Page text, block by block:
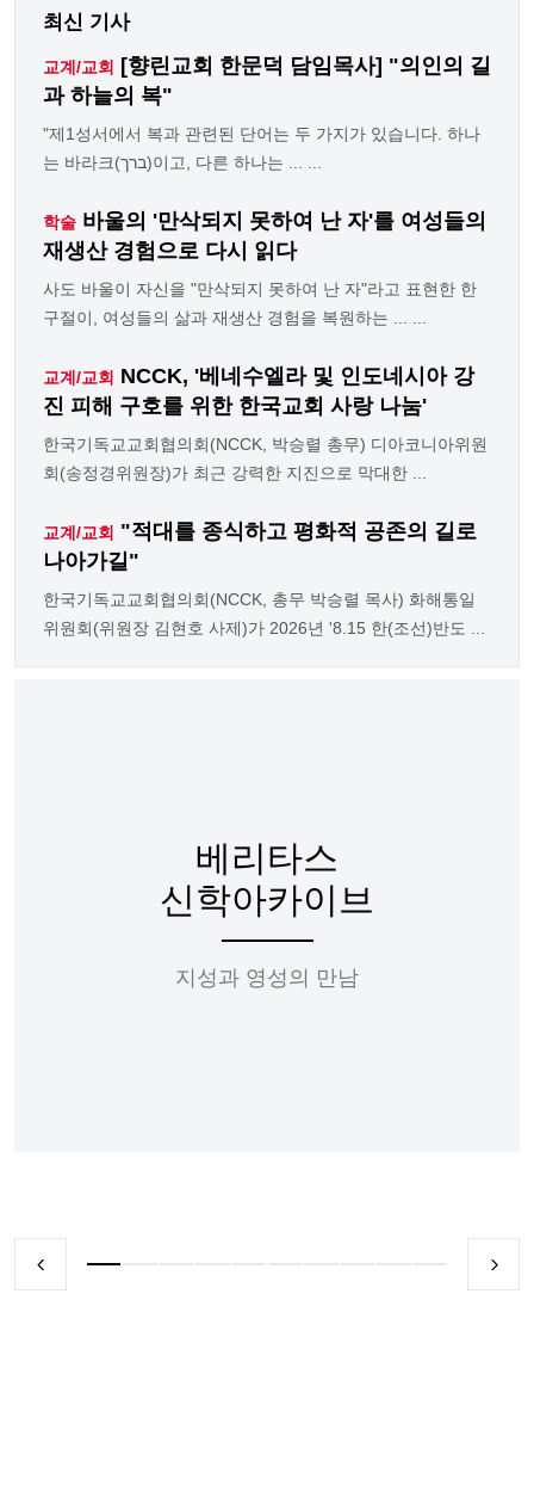
최신 기사
교계/교회
[향린교회 한문덕 담임목사] "의인의 길
과 하늘의 복"
"제1성서에서 복과 관련된 단어는 두 가지가 있습니다. 하나
는 바라크(ברך)이고, 다른 하나는 ... ...
학술 바울의 '만삭되지 못하여 난 자'를 여성들의
재생산 경험으로 다시 읽다
사도 바울이 자신을 "만삭되지 못하여 난 자"라고 표현한 한
구절이, 여성들의 삶과 재생산 경험을 복원하는 ... ...
교계/교회 NCCK, '베네수엘라 및 인도네시아 강
진 피해 구호를 위한 한국교회 사랑 나눔'
한국기독교교회협의회(NCCK, 박승렬 총무) 디아코니아위원
회(송정경위원장)가 최근 강력한 지진으로 막대한 ...
교계/교회 "적대를 종식하고 평화적 공존의 길로
나아가길"
한국기독교교회협의회(NCCK, 총무 박승렬 목사) 화해통일
위원회(위원장 김현호 사제)가 2026년 '8.15 한(조선)반도 ...
베리타스
신학아카이브
지성과 영성의 만남